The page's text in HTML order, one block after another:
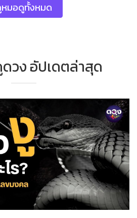
มอดูทั้งหมด
วง อัปเดตล่าสุด